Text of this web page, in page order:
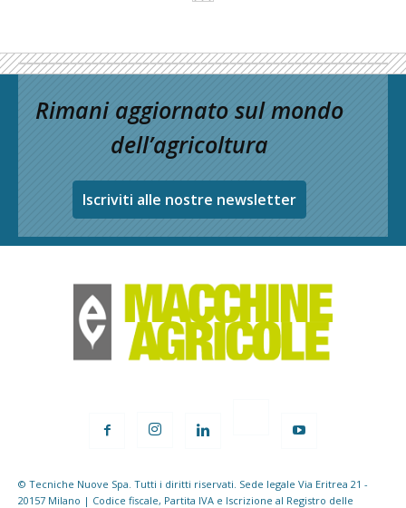
Rimani aggiornato sul mondo
dell’agricoltura
Iscriviti alle nostre newsletter
© Tecniche Nuove Spa. Tutti i diritti riservati. Sede legale Via Eritrea 21 -
20157 Milano | Codice fiscale, Partita IVA e Iscrizione al Registro delle